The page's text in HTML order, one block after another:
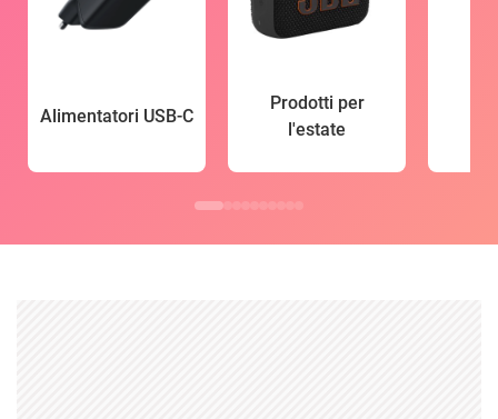
Alimentatori USB-C
Prodotti per
l'estate